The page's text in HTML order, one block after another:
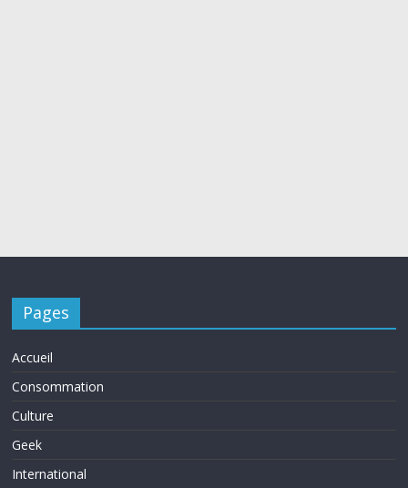
Pages
Accueil
Consommation
Culture
Geek
International